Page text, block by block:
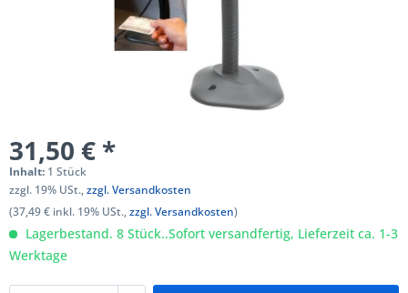
31,50 € *
Inhalt: 1 Stück
zzgl. 19% USt.,zzgl. Versandkosten
(37,49 € inkl. 19% USt.,zzgl. Versandkosten)
Lagerbestand. 8 Stück..Sofort versandfertig, Lieferzeit ca. 1-3
Werktage